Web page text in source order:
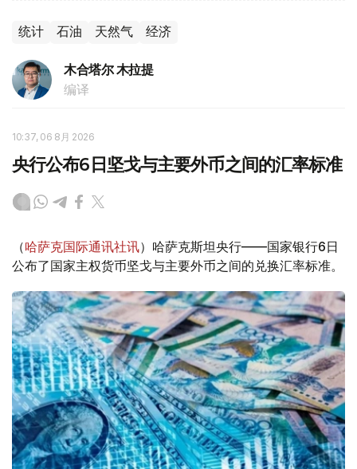
统计 石油 天然气 经济
木合塔尔 木拉提
编译
10:37, 06 8月 2026
央行公布6日坚戈与主要外币之间的汇率标准
（哈萨克国际通讯社讯）哈萨克斯坦央行——国家银行6日
公布了国家主权货币坚戈与主要外币之间的兑换汇率标准。